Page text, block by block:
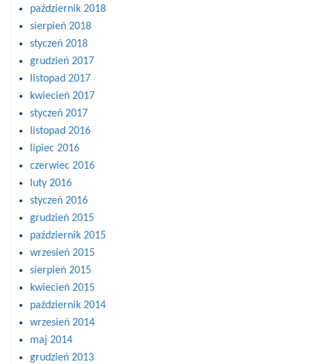
październik 2018
sierpień 2018
styczeń 2018
grudzień 2017
listopad 2017
kwiecień 2017
styczeń 2017
listopad 2016
lipiec 2016
czerwiec 2016
luty 2016
styczeń 2016
grudzień 2015
październik 2015
wrzesień 2015
sierpień 2015
kwiecień 2015
październik 2014
wrzesień 2014
maj 2014
grudzień 2013